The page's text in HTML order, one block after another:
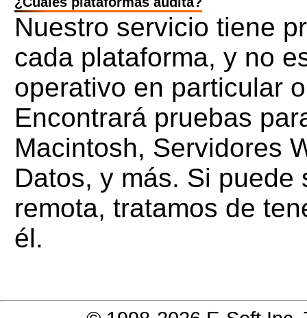
Nuestro servicio tiene
cada plataforma, y no
operativo en particular
Encontrará pruebas
Macintosh, Servidores
Datos, y más. Si puede
remota, tratamos de
él.